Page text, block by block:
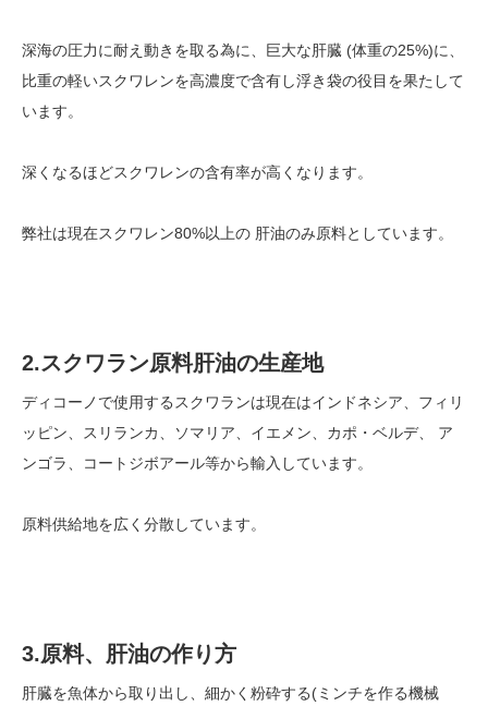
深海の圧力に耐え動きを取る為に、巨大な肝臓 (体重の25%)に、
比重の軽いスクワレンを高濃度で含有し浮き袋の役目を果たして
います。
深くなるほどスクワレンの含有率が高くなります。
弊社は現在スクワレン80%以上の 肝油のみ原料としています。
2.スクワラン原料肝油の生産地
ディコーノで使用するスクワランは現在はインドネシア、フィリ
ッピン、スリランカ、ソマリア、イエメン、カポ・ベルデ、 ア
ンゴラ、コートジボアール等から輸入しています。
原料供給地を広く分散しています。
3.原料、肝油の作り方
肝臓を魚体から取り出し、細かく粉砕する(ミンチを作る機械